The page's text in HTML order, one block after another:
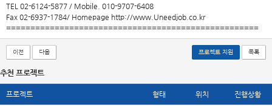
TEL 02-6124-5877 / Mobile. 010-9707-6408
Fax 02-6937-1784/ Homepage http://www.Uneedjob.co.kr
====================================================
이전 다음 프로젝트 지원 목록
추천 프로젝트
프로젝트 형태 위치 진행상황